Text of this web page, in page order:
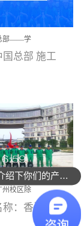
势自主生产自
吸公司于2015
区成功建立产
地，工厂拥有
设备和成熟的
材料、严控产
们每一批的生
过严格的质检
车间为优吸总
支机构生产光
王、祛味剂等
品，保质保量
部——学
)
总部 施工
节选)广州南沙
校区)项目地
南沙区海滨路
江门市蓬江区
州校区除
成
：香港科技
可以介绍下你们的产品么